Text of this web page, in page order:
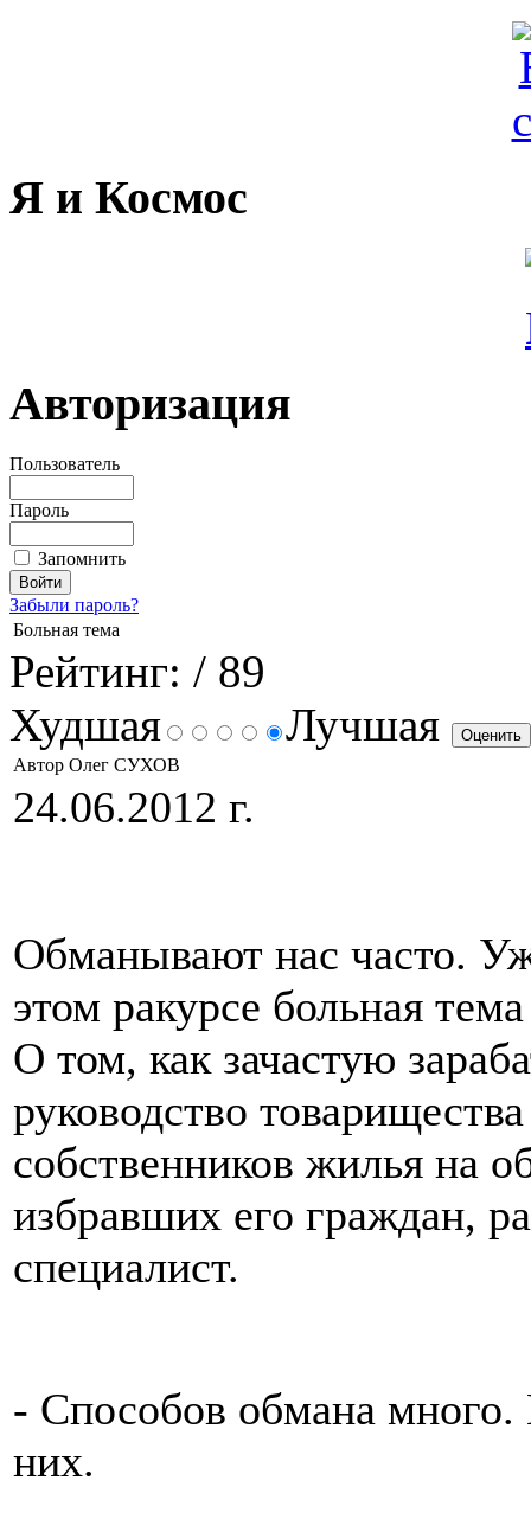
Я и Космос
Авторизация
Пользователь
Пароль
Запомнить
Забыли пароль?
Больная тема
Рейтинг: / 89
Худшая
Лучшая
Автор Олег СУХОВ
24.06.2012 г.
Обманывают нас часто.
этом ракурсе больная
О том, как зачастую
руководство товарищества
собственников жилья на
избравших его граждан,
специалист.
- Способов обмана
них.